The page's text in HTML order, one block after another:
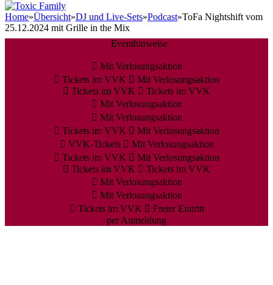
Home»Übersicht»DJ und Live-Sets»Podcast»ToFa Nightshift vom
25.12.2024 mit Grille in the Mix
Eventhinweise
Mit Verlosungsaktion
Tickets im VVK
Mit Verlosungsaktion
Tickets im VVK
Tickets im VVK
Mit Verlosungsaktion
Mit Verlosungsaktion
Tickets im VVK
Mit Verlosungsaktion
VVK-Tickets
Mit Verlosungsaktion
Tickets im VVK
Mit Verlosungsaktion
Tickets im VVK
Tickets im VVK
Mit Verlosungsaktion
Mit Verlosungsaktion
Tickets im VVK
Freier Eintritt
per Anmeldung